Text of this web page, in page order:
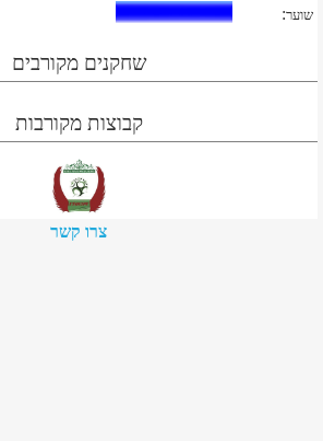
שוער:
שחקנים מקורבים
קבוצות מקורבות
צרו קשר